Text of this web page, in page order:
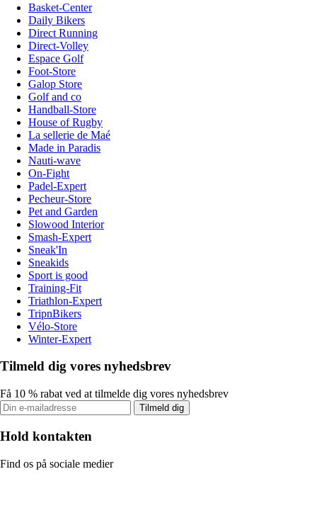
Basket-Center
Daily Bikers
Direct Running
Direct-Volley
Espace Golf
Foot-Store
Galop Store
Golf and co
Handball-Store
House of Rugby
La sellerie de Maé
Made in Paradis
Nauti-wave
On-Fight
Padel-Expert
Pecheur-Store
Pet and Garden
Slowood Interior
Smash-Expert
Sneak'In
Sneakids
Sport is good
Training-Fit
Triathlon-Expert
TripnBikers
Vélo-Store
Winter-Expert
Tilmeld dig vores nyhedsbrev
Få 10 % rabat ved at tilmelde dig vores nyhedsbrev
Tilmeld dig
Hold kontakten
Find os på sociale medier